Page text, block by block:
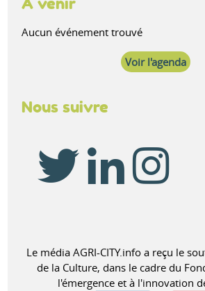
Aucun événement trouvé
Voir l'agenda
Nous suivre
Le média AGRI-CITY.info a reçu le
de la Culture, dans le cadre du
l'émergence et à l'innovation